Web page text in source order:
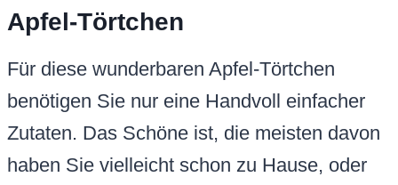
Apfel-Törtchen
Für diese wunderbaren Apfel-Törtchen
benötigen Sie nur eine Handvoll einfacher
Zutaten. Das Schöne ist, die meisten davon
haben Sie vielleicht schon zu Hause, oder